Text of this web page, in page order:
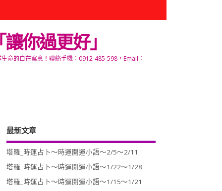
你過更好」
命的自在寫意！聯絡手機：0912-485-598，Email：
最新文章
塔羅_時運占卜～時運開運小語～2/5～2/11
塔羅_時運占卜～時運開運小語～1/22～1/28
塔羅_時運占卜～時運開運小語～1/15～1/21